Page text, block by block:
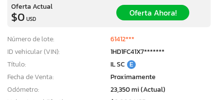
Oferta Actual
$0 USD
Oferta Ahora!
Número de lote:
61412***
ID vehicular (VIN):
1HD1FC41X7*******
Título:
IL SC E
Fecha de Venta:
Proximamente
Odómetro:
23,350 mi (Actual)